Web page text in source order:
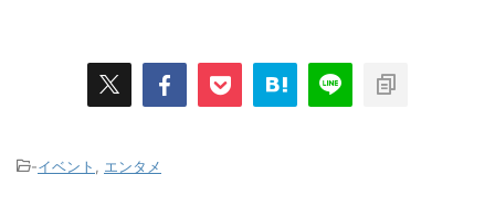
-イベント エンタメ